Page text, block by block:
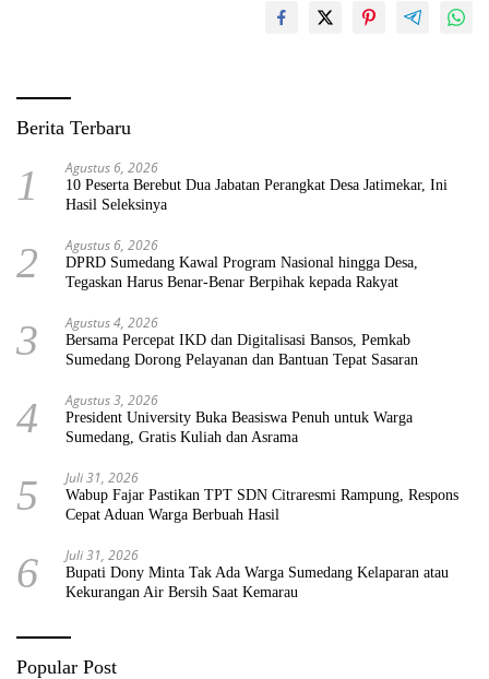
Berita Terbaru
1 Agustus 6, 2026
10 Peserta Berebut Dua Jabatan Perangkat Desa Jatimekar, Ini
Hasil Seleksinya
2 Agustus 6, 2026
DPRD Sumedang Kawal Program Nasional hingga Desa,
Tegaskan Harus Benar-Benar Berpihak kepada Rakyat
3 Agustus 4, 2026
Bersama Percepat IKD dan Digitalisasi Bansos, Pemkab
Sumedang Dorong Pelayanan dan Bantuan Tepat Sasaran
4 Agustus 3, 2026
President University Buka Beasiswa Penuh untuk Warga
Sumedang, Gratis Kuliah dan Asrama
5 Juli 31, 2026
Wabup Fajar Pastikan TPT SDN Citraresmi Rampung, Respons
Cepat Aduan Warga Berbuah Hasil
6 Juli 31, 2026
Bupati Dony Minta Tak Ada Warga Sumedang Kelaparan atau
Kekurangan Air Bersih Saat Kemarau
Popular Post